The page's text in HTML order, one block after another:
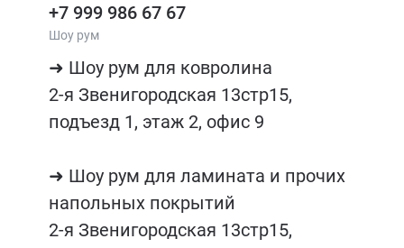
+7 999 986 67 67
Шоу рум
➜ Шоу рум для ковролина
2-я Звенигородская 13стр15,
подъезд 1, этаж 2, офис 9
➜ Шоу рум для ламината и прочих
напольных покрытий
2-я Звенигородская 13стр15,